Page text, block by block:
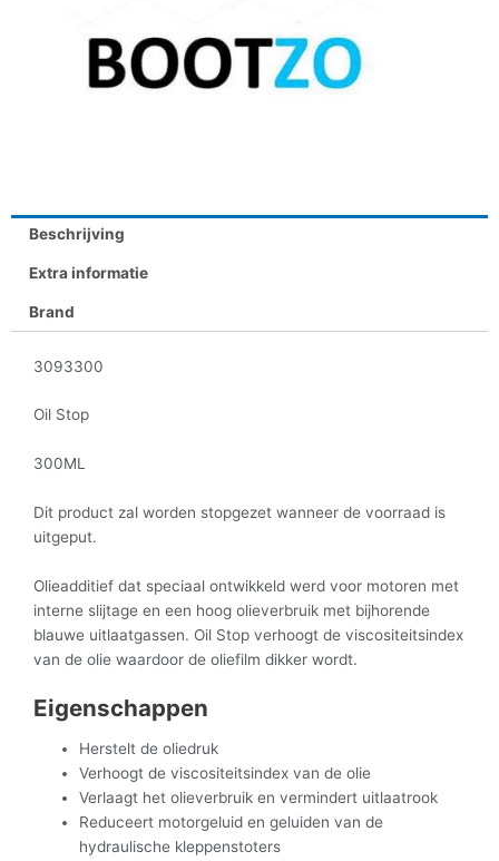
Beschrijving
Extra informatie
Brand
3093300
Oil Stop
300ML
Dit product zal worden stopgezet wanneer de voorraad is
uitgeput.
Olieadditief dat speciaal ontwikkeld werd voor motoren met
interne slijtage en een hoog olieverbruik met bijhorende
blauwe uitlaatgassen. Oil Stop verhoogt de viscositeitsindex
van de olie waardoor de oliefilm dikker wordt.
Eigenschappen
Herstelt de oliedruk
Verhoogt de viscositeitsindex van de olie
Verlaagt het olieverbruik en vermindert uitlaatrook
Reduceert motorgeluid en geluiden van de
hydraulische kleppenstoters